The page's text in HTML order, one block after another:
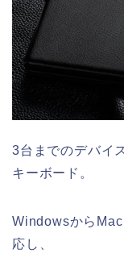
3台までのデバイ
キーボード。
Windowsから
応し、